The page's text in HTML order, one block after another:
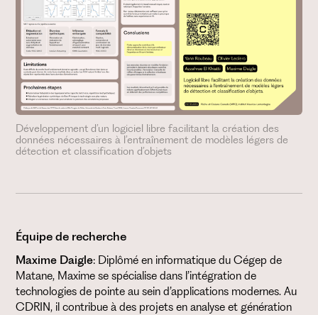
Développement d’un logiciel libre facilitant la création des
données nécessaires à l’entraînement de modèles légers de
détection et classification d’objets
Équipe de recherche
Maxime Daigle: Diplômé en informatique du Cégep de
Matane, Maxime se spécialise dans l’intégration de
technologies de pointe au sein d’applications modernes. Au
CDRIN, il contribue à des projets en analyse et génération